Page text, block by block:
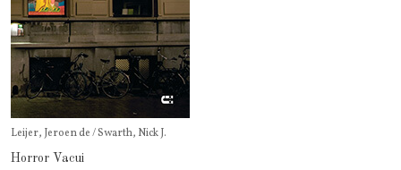
Leijer, Jeroen de / Swarth, Nick J.
Horror Vacui